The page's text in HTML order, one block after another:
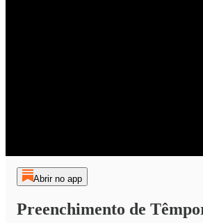
Abrir no app
Preenchimento de